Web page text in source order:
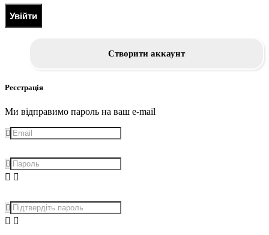
Увійти
Створити аккаунт
Реєстрація
Ми відправимо пароль на ваш e-mail